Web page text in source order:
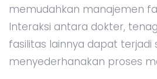
memudahkan manajemen
Interaksi antara dokter,
fasilitas lainnya dapat terjadi
menyederhanakan proses